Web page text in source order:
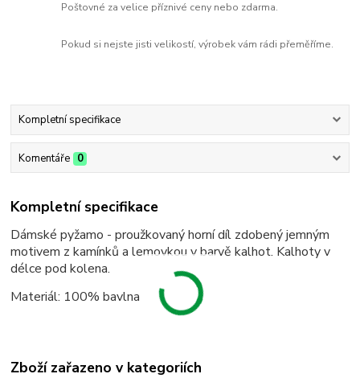
Poštovné za velice příznivé ceny nebo zdarma.
Pokud si nejste jisti velikostí, výrobek vám rádi přeměříme.
Kompletní specifikace
Komentáře 0
Kompletní specifikace
Dámské pyžamo - proužkovaný horní díl zdobený jemným
motivem z kamínků a lemovkou v barvě kalhot. Kalhoty v
délce pod kolena.
Materiál: 100% bavlna
Zboží zařazeno v kategoriích